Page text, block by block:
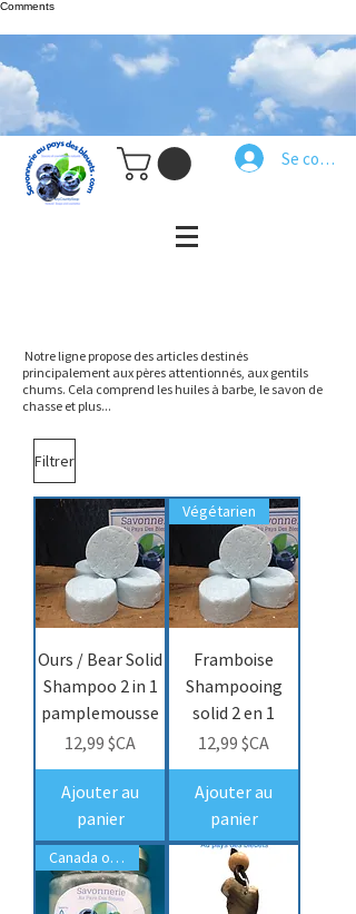
Comments
Se
Notre ligne propose des articles destinés
principalement aux pères attentionnés, aux gentils
chums. Cela comprend les huiles à barbe, le savon de
chasse et plus...
Filtrer
Ours / Bear Solid
Shampoo 2 in 1
pamplemousse
Prix
12,99 $CA
Ajouter au
panier
Végétarien
Framboise
Shampooing
solid 2 en 1
Prix
12,99 $CA
Ajouter au
panier
Canada only/seulemet